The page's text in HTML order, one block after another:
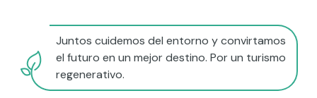
Juntos cuidemos del entorno y convirtamos
el futuro en un mejor destino. Por un turismo
regenerativo.